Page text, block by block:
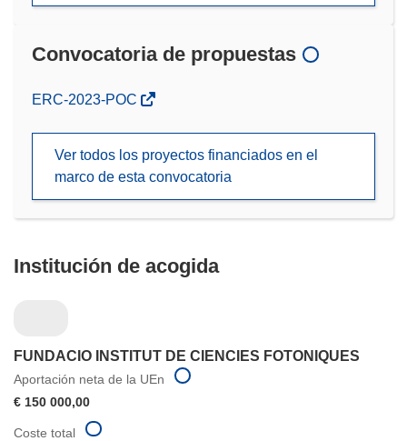
Convocatoria de propuestas
(se
nueva
ERC-2023-POC
Ver todos los proyectos financiados en el
marco de esta convocatoria
Institución de acogida
FUNDACIO INSTITUT DE CIENCIES FOTONIQUES
Aportación neta de la UEn
€ 150 000,00
Coste total